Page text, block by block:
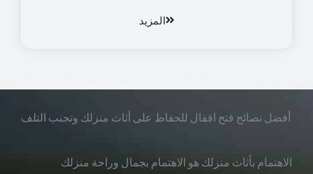
المزيد
أفضل نصائح فتح اقفال للحفاظ على أثاث منزلك وتجنب التلف
الاهتمام بأثاث منزلك هو الاهتمام بجمال وراحة منزلك